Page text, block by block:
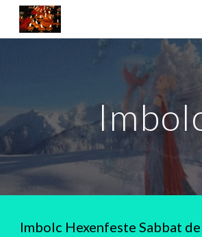
Skip to main content
Imbolc Hexenfeste Sabbat